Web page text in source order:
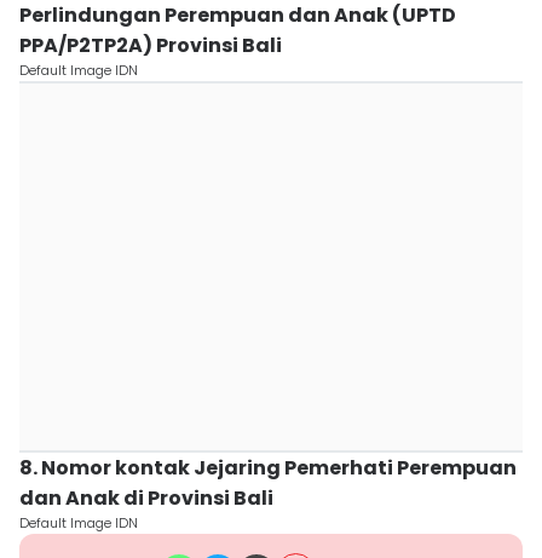
Perlindungan Perempuan dan Anak (UPTD
PPA/P2TP2A) Provinsi Bali
Default Image IDN
8. Nomor kontak Jejaring Pemerhati Perempuan
dan Anak di Provinsi Bali
Default Image IDN